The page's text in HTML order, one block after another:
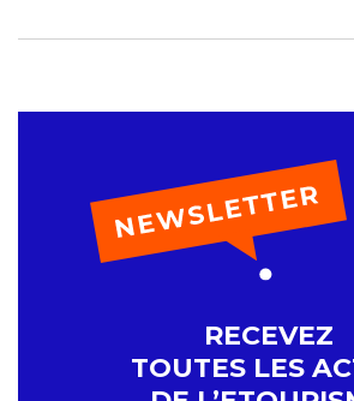
RECEVEZ
TOUTES LES